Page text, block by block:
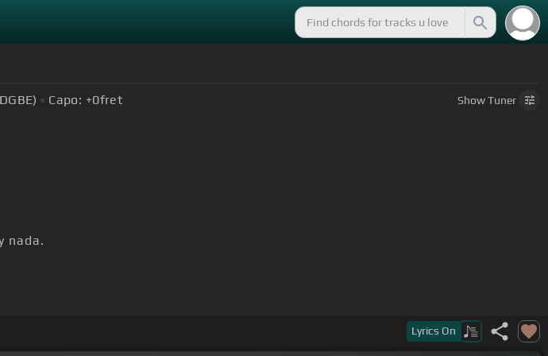
Capo: +0fret ShowTuner
nada.
Lyrics On